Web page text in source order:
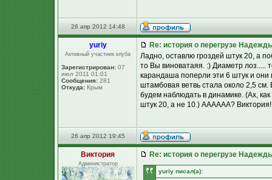
26 апр 2012 14:48
yuriy
Активный участник клуба
Зарегистрирован: 07
июл 2011 01:01
Сообщения: 281
Откуда: Крым
Re: история о перегрузе
Ладно, оставлю гроздей штук 20, а
то Вы виноватаяя. :) Диаметр
карандаша поперли эти 6 штук и
штамбовая ветвь стала около 2,5
будем наблюдать в динамике. (Ах,
штук 20, а не 10.) АААААА?
26 апр 2012 19:45
Виктория
Администратор
Re: история о перегрузе
yuriy писал(а):